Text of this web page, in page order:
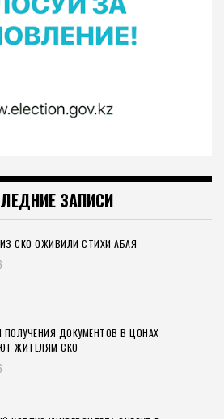
ЗАПИСИ
СКО ОЖИВИЛИ СТИХИ АБАЯ
ПОЛУЧЕНИЯ ДОКУМЕНТОВ В ЦОНАХ
ЖИТЕЛЯМ СКО